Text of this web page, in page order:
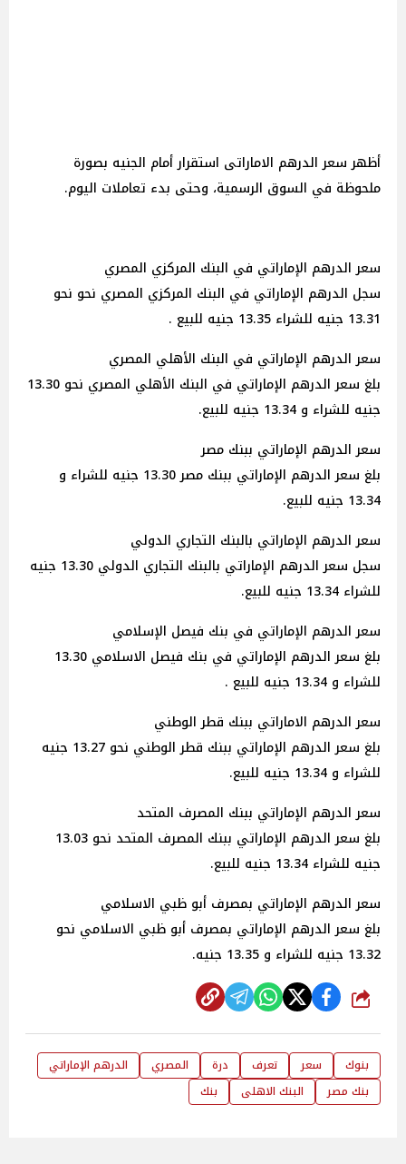
أظهر سعر الدرهم الاماراتى استقرار أمام الجنيه بصورة
ملحوظة في السوق الرسمية، وحتى بدء تعاملات اليوم.
سعر الدرهم الإماراتي في البنك المركزي المصري
سجل الدرهم الإماراتي في البنك المركزي المصري نحو نحو
13.31 جنيه للشراء 13.35 جنيه للبيع .
سعر الدرهم الإماراتي في البنك الأهلي المصري
بلغ سعر الدرهم الإماراتي في البنك الأهلي المصري نحو 13.30
جنيه للشراء و 13.34 جنيه للبيع.
سعر الدرهم الإماراتي ببنك مصر
بلغ سعر الدرهم الإماراتي ببنك مصر 13.30 جنيه للشراء و
13.34 جنيه للبيع.
سعر الدرهم الإماراتي بالبنك التجاري الدولي
سجل سعر الدرهم الإماراتي بالبنك التجاري الدولي 13.30 جنيه
للشراء 13.34 جنيه للبيع.
سعر الدرهم الإماراتي في بنك فيصل الإسلامي
بلغ سعر الدرهم الإماراتي في بنك فيصل الاسلامي 13.30
للشراء و 13.34 جنيه للبيع .
سعر الدرهم الاماراتي ببنك قطر الوطني
بلغ سعر الدرهم الإماراتي ببنك قطر الوطني نحو 13.27 جنيه
للشراء و 13.34 جنيه للبيع.
سعر الدرهم الإماراتي ببنك المصرف المتحد
بلغ سعر الدرهم الإماراتي ببنك المصرف المتحد نحو 13.03
جنيه للشراء 13.34 جنيه للبيع.
سعر الدرهم الإماراتي بمصرف أبو ظبي الاسلامي
بلغ سعر الدرهم الإماراتي بمصرف أبو ظبي الاسلامي نحو
13.32 جنيه للشراء و 13.35 جنيه.
شارك
بنوك سعر تعرف درة المصري
الدرهم الإماراتي
بنك مصر
البنك الاهلى بنك